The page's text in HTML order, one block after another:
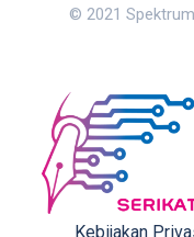
© 2021
Kebijakan